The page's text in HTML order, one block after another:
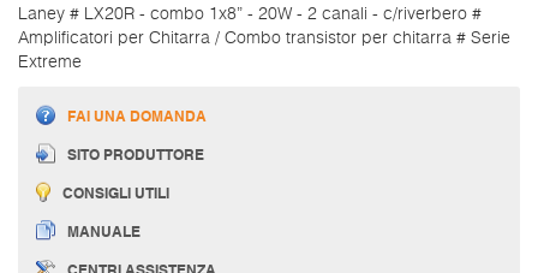
Laney # LX20R - combo 1x8” - 20W - 2 canali - c/riverbero #
Amplificatori per Chitarra / Combo transistor per chitarra # Serie
Extreme
FAI UNA DOMANDA
SITO PRODUTTORE
CONSIGLI UTILI
MANUALE